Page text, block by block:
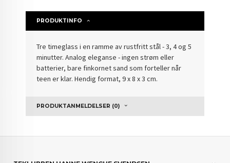
PRODUKTINFO
Tre timeglass i en ramme av rustfritt stål - 3, 4 og 5
minutter. Analog eleganse - ingen strøm eller
batterier, bare finkornet sand som forteller når
teen er klar. Hendig format, 9 x 8 x 3 cm.
PRODUKTANMELDELSER (0)